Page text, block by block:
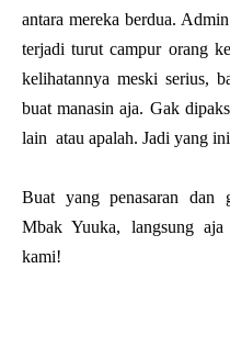
antara mereka berdua.
terjadi turut campur orang
kelihatannya meski serius,
buat manasin aja. Gak
lain atau apalah. Jadi yang
Buat yang penasaran dan
Mbak Yuuka, langsung
kami!